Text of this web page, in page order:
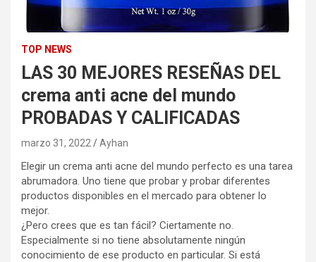
TOP NEWS
LAS 30 MEJORES RESEÑAS DEL
crema anti acne del mundo
PROBADAS Y CALIFICADAS
marzo 31, 2022 Ayhan
Elegir un crema anti acne del mundo perfecto es una tarea
abrumadora. Uno tiene que probar y probar diferentes
productos disponibles en el mercado para obtener lo
mejor.
¿Pero crees que es tan fácil? Ciertamente no.
Especialmente si no tiene absolutamente ningún
conocimiento de ese producto en particular. Si está